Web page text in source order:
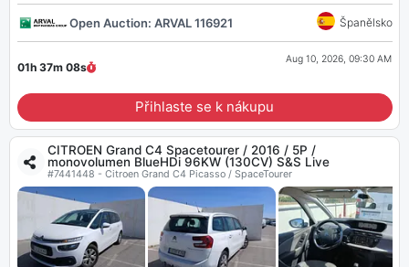
Open Auction: ARVAL 116921 Španělsko
01h 37m 07s
Aug 10, 2026, 09:30 AM
Přihlaste se k nákupu
CITROEN Grand C4 Spacetourer / 2016 / 5P /
monovolumen BlueHDi 96KW (130CV) S&S Live
#7441448 - Citroen Grand C4 Picasso / SpaceTourer